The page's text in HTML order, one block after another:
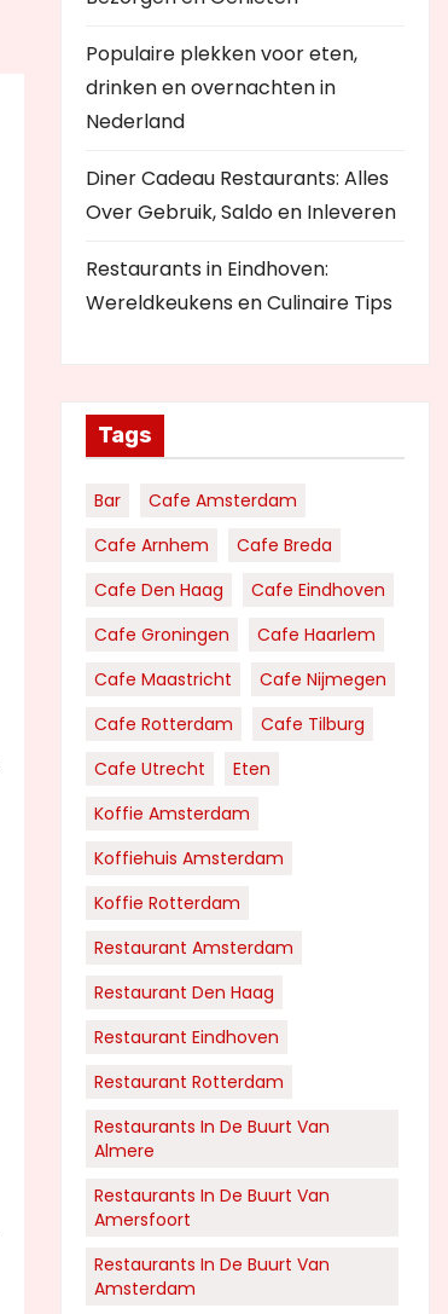
Populaire plekken voor eten,
drinken en overnachten in
Nederland
Diner Cadeau Restaurants: Alles
Over Gebruik, Saldo en Inleveren
Restaurants in Eindhoven:
Wereldkeukens en Culinaire Tips
Tags
Bar
Cafe Amsterdam
Cafe Arnhem
Cafe Breda
Cafe Den Haag
Cafe Eindhoven
Cafe Groningen
Cafe Haarlem
Cafe Maastricht
Cafe Nijmegen
Cafe Rotterdam
Cafe Tilburg
Cafe Utrecht
Eten
Koffie Amsterdam
Koffiehuis Amsterdam
Koffie Rotterdam
Restaurant Amsterdam
Restaurant Den Haag
Restaurant Eindhoven
Restaurant Rotterdam
Restaurants In De Buurt Van
Almere
Restaurants In De Buurt Van
Amersfoort
Restaurants In De Buurt Van
Amsterdam